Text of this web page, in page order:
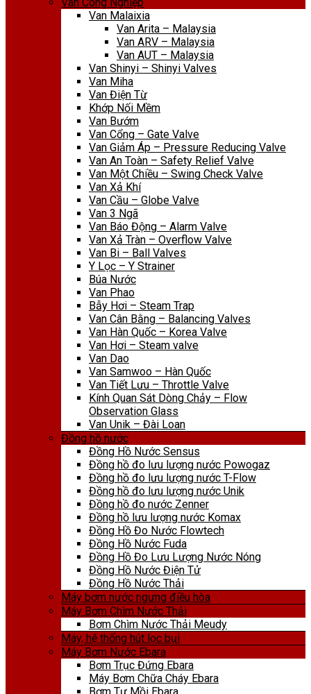
Van Malaixia
Van Arita – Malaysia
Van ARV – Malaysia
Van AUT – Malaysia
Van Shinyi – Shinyi Valves
Van Miha
Van Điện Từ
Khớp Nối Mềm
Van Bướm
Van Cổng – Gate Valve
Van Giảm Áp – Pressure Reducing Valve
Van An Toàn – Safety Relief Valve
Van Một Chiều – Swing Check Valve
Van Xả Khí
Van Cầu – Globe Valve
Van 3 Ngã
Van Báo Động – Alarm Valve
Van Xả Tràn – Overflow Valve
Van Bi – Ball Valves
Y Lọc – Y Strainer
Búa Nước
Van Phao
Bẫy Hơi – Steam Trap
Van Cân Bằng – Balancing Valves
Van Hàn Quốc – Korea Valve
Van Hơi – Steam valve
Van Dao
Van Samwoo – Hàn Quốc
Van Tiết Lưu – Throttle Valve
Kính Quan Sát Dòng Chảy – Flow
Observation Glass
Van Unik – Đài Loan
Đồng hồ nước
Đồng Hồ Nước Sensus
Đồng hồ đo lưu lượng nước Powogaz
Đồng hồ đo lưu lượng nước T-Flow
Đồng hồ đo lưu lượng nước Unik
Đồng hồ đo nước Zenner
Đồng hồ lưu lượng nước Komax
Đồng Hồ Đo Nước Flowtech
Đồng Hồ Nước Fuda
Đồng Hồ Đo Lưu Lượng Nước Nóng
Đồng Hồ Nước Điện Tử
Đồng Hồ Nước Thải
Máy bơm nước ngưng điều hòa
Máy Bơm Chìm Nước Thải
Bơm Chìm Nước Thải Meudy
Máy, hệ thống hút lọc bụi
Máy Bơm Nước Ebara
Bơm Trục Đứng Ebara
Máy Bơm Chữa Cháy Ebara